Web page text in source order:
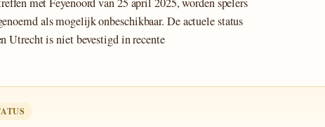
als mogelijk onbeschikbaar. De actuele status
Utrecht is niet bevestigd in recente